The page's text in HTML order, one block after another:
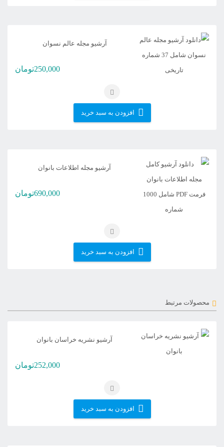
آرشیو مجله عالم نسوان
250,000تومان
افزودن به سبد خرید
آرشیو مجله اطلاعات بانوان
690,000تومان
افزودن به سبد خرید
محصولات مرتبط
آرشیو نشریه خراسان بانوان
252,000تومان
افزودن به سبد خرید